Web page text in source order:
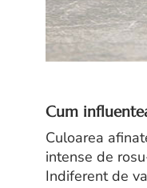
Cum
Culoarea
intense de
Indiferent de